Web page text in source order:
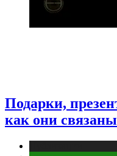
Подарки,
как они